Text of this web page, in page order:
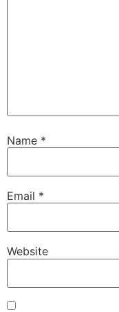
Name *
Email *
Website